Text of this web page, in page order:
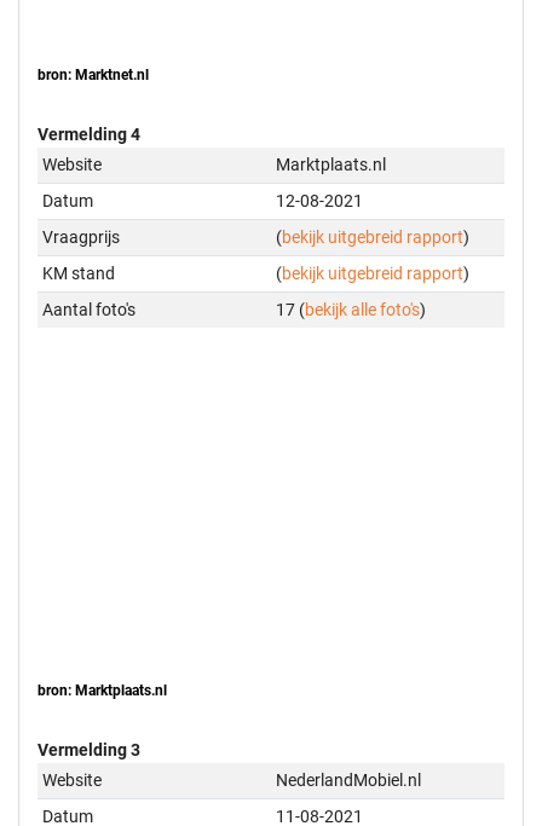
bron: Marktnet.nl
Vermelding 4
Website
Marktplaats.nl
Datum
12-08-2021
Vraagprijs
(bekijk uitgebreid rapport)
KM stand
(bekijk uitgebreid rapport)
Aantal foto's
17 (bekijk alle foto's)
bron: Marktplaats.nl
Vermelding 3
Website
NederlandMobiel.nl
Datum
11-08-2021